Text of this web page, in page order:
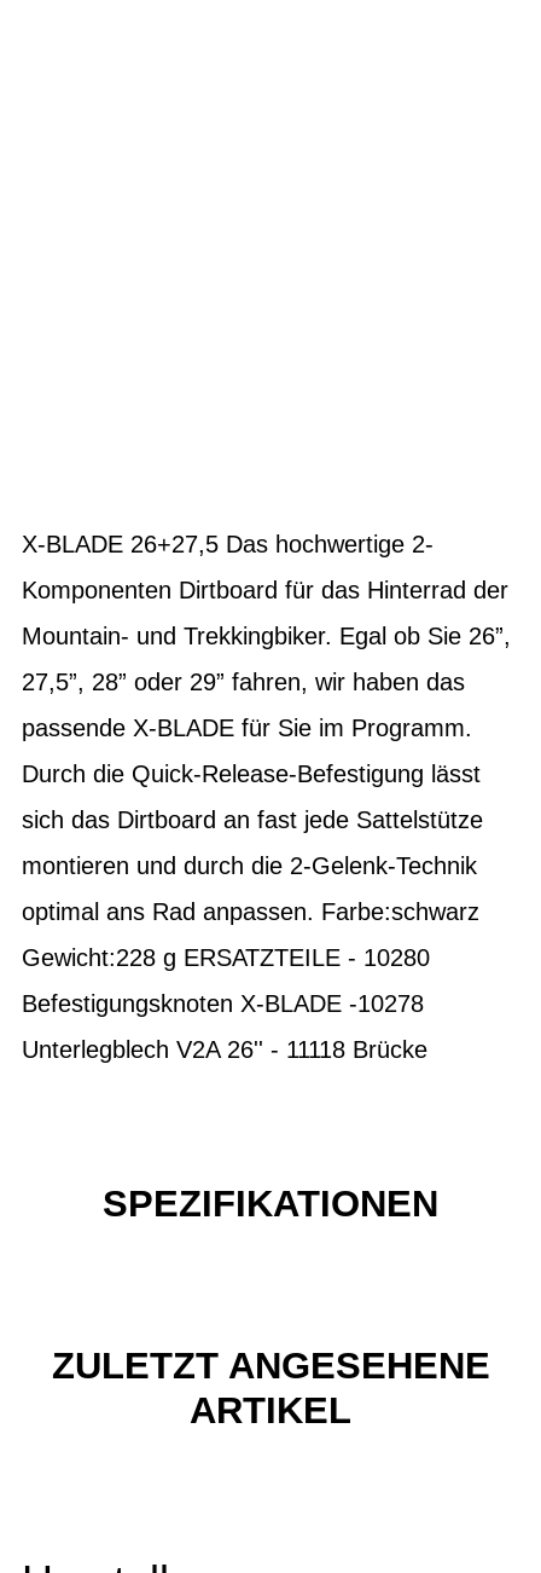
X-BLADE 26+27,5 Das hochwertige 2-
Komponenten Dirtboard für das Hinterrad der
Mountain- und Trekkingbiker. Egal ob Sie 26”,
27,5”, 28” oder 29” fahren, wir haben das
passende X-BLADE für Sie im Programm.
Durch die Quick-Release-Befestigung lässt
sich das Dirtboard an fast jede Sattelstütze
montieren und durch die 2-Gelenk-Technik
optimal ans Rad anpassen. Farbe:schwarz
Gewicht:228 g ERSATZTEILE - 10280
Befestigungsknoten X-BLADE -10278
Unterlegblech V2A 26'' - 11118 Brücke
SPEZIFIKATIONEN
ZULETZT ANGESEHENE
ARTIKEL